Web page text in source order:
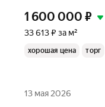
1 600 000 ₽
33 613 ₽ за м²
хорошая цена торг
13 мая 2026